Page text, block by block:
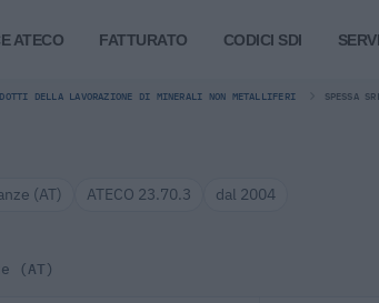
ATECO FATTURATO CODICI SDI
DELLA LAVORAZIONE DI MINERALI NON METALLIFERI SPESSA
(AT) ATECO 23.70.3 dal 2004
(AT)